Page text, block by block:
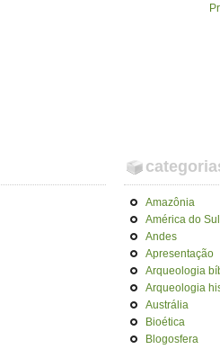
Amazônia
América do Sul
Andes
Apresentação
Arqueologia
Arqueologia
Austrália
Bioética
Blogosfera